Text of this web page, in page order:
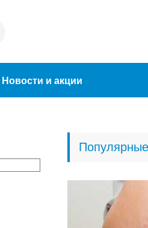
Новости и акции